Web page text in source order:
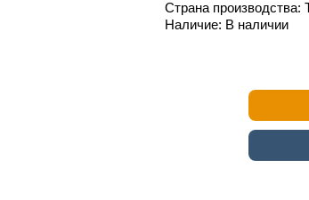
Страна производства:
Наличие: В наличии